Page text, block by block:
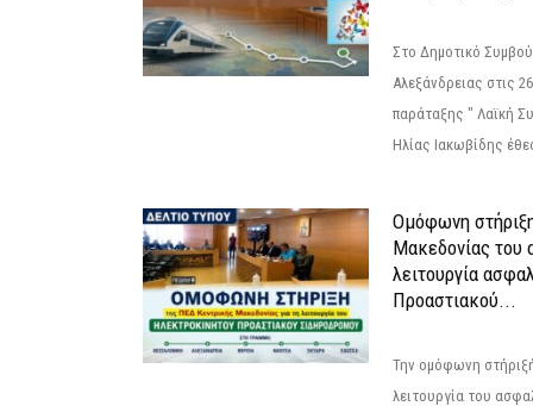
Στο Δημοτικό
Αλεξάνδρειας στις
παράταξης " Λαϊκή
Ηλίας Ιακωβίδης
Ομόφωνη
Μακεδονίας του
λειτουργία
Προαστιακού...
Την ομόφωνη
λειτουργία του